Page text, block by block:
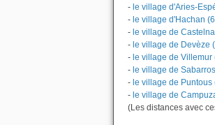
- le village d'Aries-
- le village d'Hachan
- le village de
- le village de Devèze
- le village de Villemur
- le village de
- le village de Puntous
- le village de
(Les distances avec